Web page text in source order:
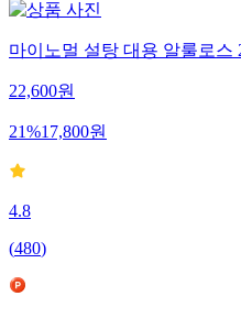
마이노멀 설탕 대용 알룰로스
22,600원
21%17,800원
4.8
(480)